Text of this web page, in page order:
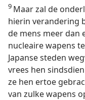
9 Maar zal de
hierin verandering
de mens meer dan
nucleaire wapens
Japanse steden
vrees hen
ze hen ertoe
van zulke wapens